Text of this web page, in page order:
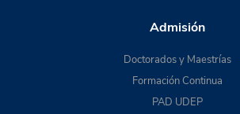
Admisión
Doctorados y Maestrías
Formación Continua
PAD UDEP